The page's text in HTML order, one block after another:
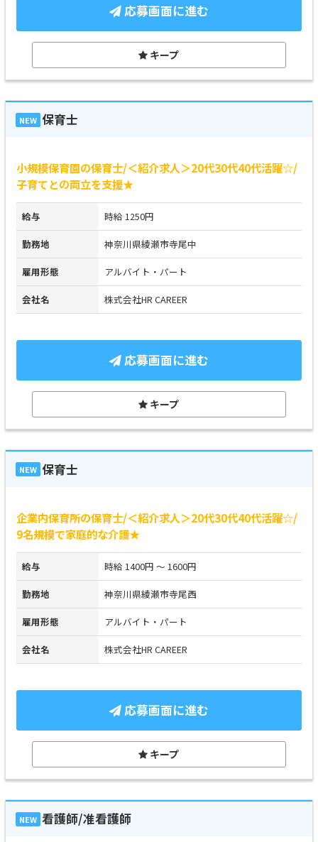
応募画面に進む
キープ
NEW 保育士
小規模保育園の保育士/＜紹介求人＞20代30代40代活躍☆/
子育てとの両立を支援★
給与 時給 1250円
勤務地 神奈川県綾瀬市寺尾中
雇用形態 アルバイト・パート
会社名 株式会社HR CAREER
応募画面に進む
キープ
NEW 保育士
企業内保育所の保育士/＜紹介求人＞20代30代40代活躍☆/
9名規模で家庭的な介護★
給与 時給 1400円 ～ 1600円
勤務地 神奈川県綾瀬市寺尾西
雇用形態 アルバイト・パート
会社名 株式会社HR CAREER
応募画面に進む
キープ
NEW 看護師/准看護師